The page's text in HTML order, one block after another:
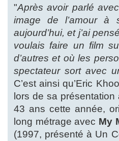
"Après avoir parlé
image de l’amour
aujourd’hui, et j’ai
voulais faire un film
d’autres et où les
spectateur sort avec
C’est ainsi qu’Eric
lors de sa
43 ans cette année,
long métrage avec My
(1997, présenté à Un